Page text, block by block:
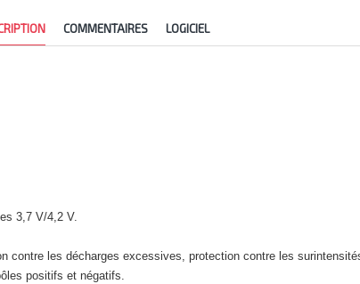
COMMENTAIRES LOGICIEL
3,7 V/4,2 V.
contre les décharges excessives, protection contre les
positifs et négatifs.